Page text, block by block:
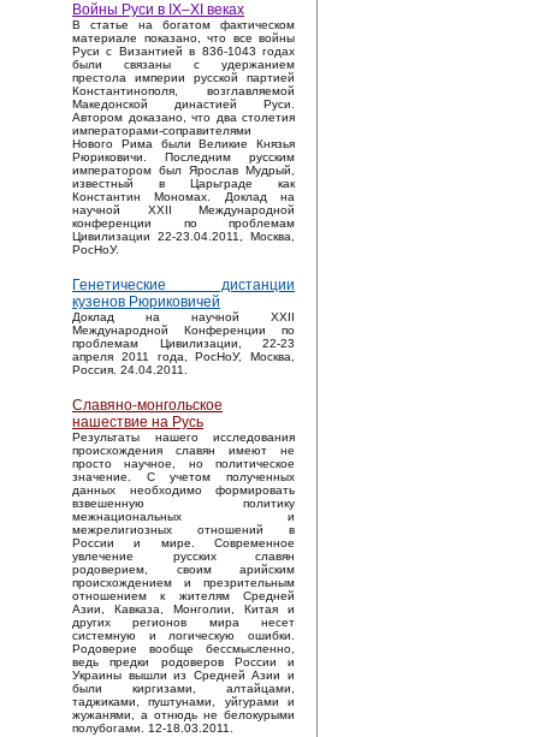
Войны Руси в IX–XI веках
В статье на богатом фактическом
материале показано, что все войны
Руси с Византией в 836-1043 годах
были связаны с удержанием
престола империи русской партией
Константинополя, возглавляемой
Македонской династией Руси.
Автором доказано, что два столетия
императорами-соправителями
Нового Рима были Великие Князья
Рюриковичи. Последним русским
императором был Ярослав Мудрый,
известный в Царьграде как
Константин Мономах. Доклад на
научной XXII Международной
конференции по проблемам
Цивилизации 22-23.04.2011, Москва,
РосНоУ.
Генетические дистанции
кузенов Рюриковичей
Доклад на научной XXII
Международной Конференции по
проблемам Цивилизации, 22-23
апреля 2011 года, РосНоУ, Москва,
Россия. 24.04.2011.
Славяно-монгольское
нашествие на Русь
Результаты нашего исследования
происхождения славян имеют не
просто научное, но политическое
значение. С учетом полученных
данных необходимо формировать
взвешенную политику
межнациональных и
межрелигиозных отношений в
России и мире. Современное
увлечение русских славян
родоверием, своим арийским
происхождением и презрительным
отношением к жителям Средней
Азии, Кавказа, Монголии, Китая и
других регионов мира несет
системную и логическую ошибки.
Родоверие вообще бессмысленно,
ведь предки родоверов России и
Украины вышли из Средней Азии и
были киргизами, алтайцами,
таджиками, пуштунами, уйгурами и
жужанями, а отнюдь не белокурыми
полубогами. 12-18.03.2011.